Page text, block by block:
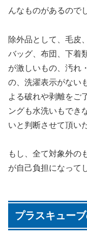
んなものがあるので
除外品として、毛皮
バッグ、布団、下着
が激しいもの、汚れ
の、洗濯表示がない
よる破れや剥離をご
ングも水洗いもでき
いと判断させて頂い
もし、全て対象外の
が自己負担になって
プラスキュー